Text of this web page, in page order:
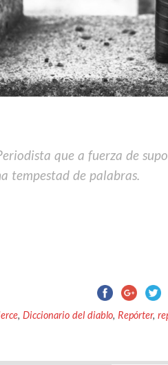
que a fuerza de
tempestad de palabras.
, Diccionario del diablo, Repórter,